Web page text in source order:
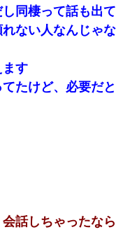
同棲って話も出て
ない人なんじゃな
ます
たけど、必要だと
話しちゃったなら